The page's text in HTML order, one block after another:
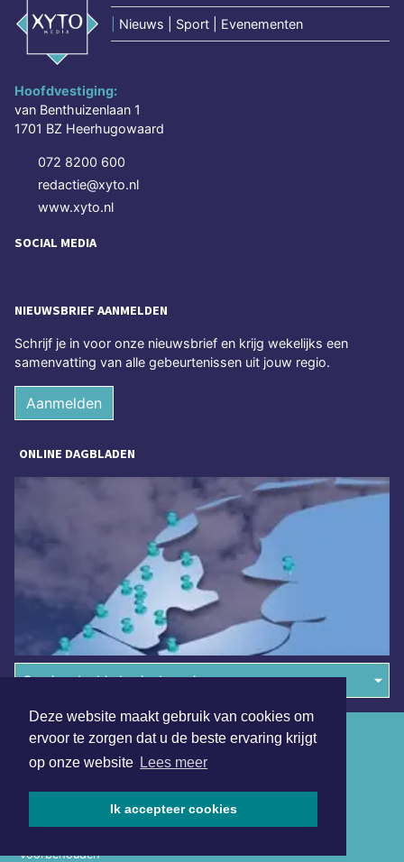
Deze website maakt gebruik van cookies om
ervoor te zorgen dat u de beste ervaring krijgt
op onze website Lees meer
Ik accepteer cookies
Nieuws | Sport | Evenementen
Hoofdvestiging:
van Benthuizenlaan 1
1701 BZ Heerhugowaard
072 8200 600
redactie@xyto.nl
www.xyto.nl
SOCIAL MEDIA
NIEUWSBRIEF AANMELDEN
Schrijf je in voor onze nieuwsbrief en krijg wekelijks een
samenvatting van alle gebeurtenissen uit jouw regio.
Aanmelden
ONLINE DAGBLADEN
Overige dagbladen in de regio
voorbehouden
Algemene voorwaarden
Disclaimer